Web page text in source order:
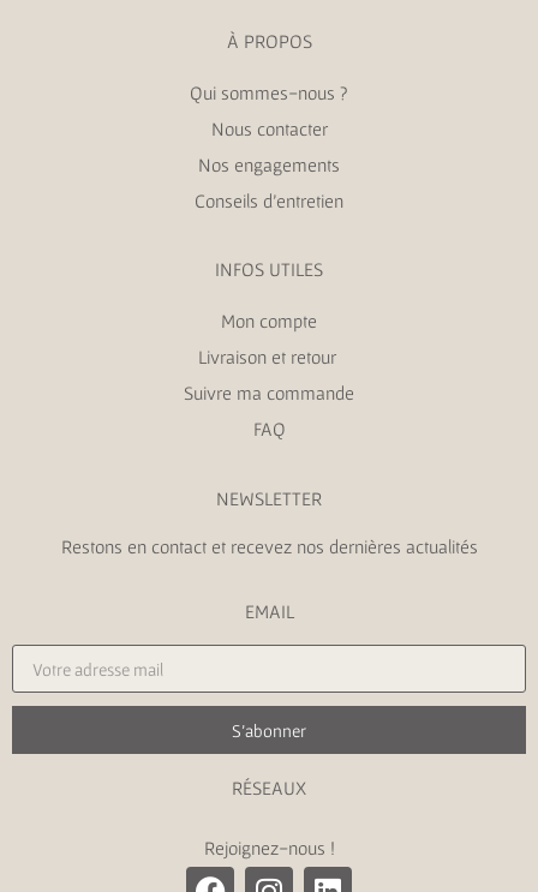
À PROPOS
Qui sommes-nous ?
Nous contacter
Nos engagements
Conseils d’entretien
INFOS UTILES
Mon compte
Livraison et retour
Suivre ma commande
FAQ
NEWSLETTER
Restons en contact et recevez nos dernières actualités
EMAIL
S'abonner
RÉSEAUX
Rejoignez-nous !